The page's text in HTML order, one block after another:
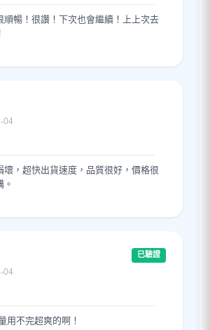
順暢！很讚！下次也會繼續！上上次去
04
壞，超快出貨速度，品質很好，價格很
。
04
已驗證
用不完超爽的啊！